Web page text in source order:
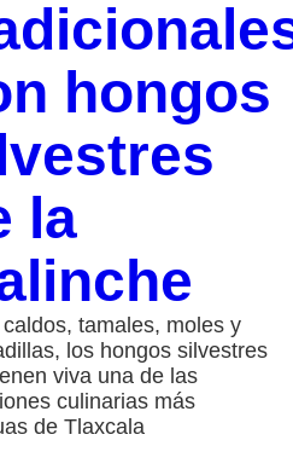
hongos
la
tamales, moles y
los hongos silvestres
viva una de las
culinarias más
de Tlaxcala